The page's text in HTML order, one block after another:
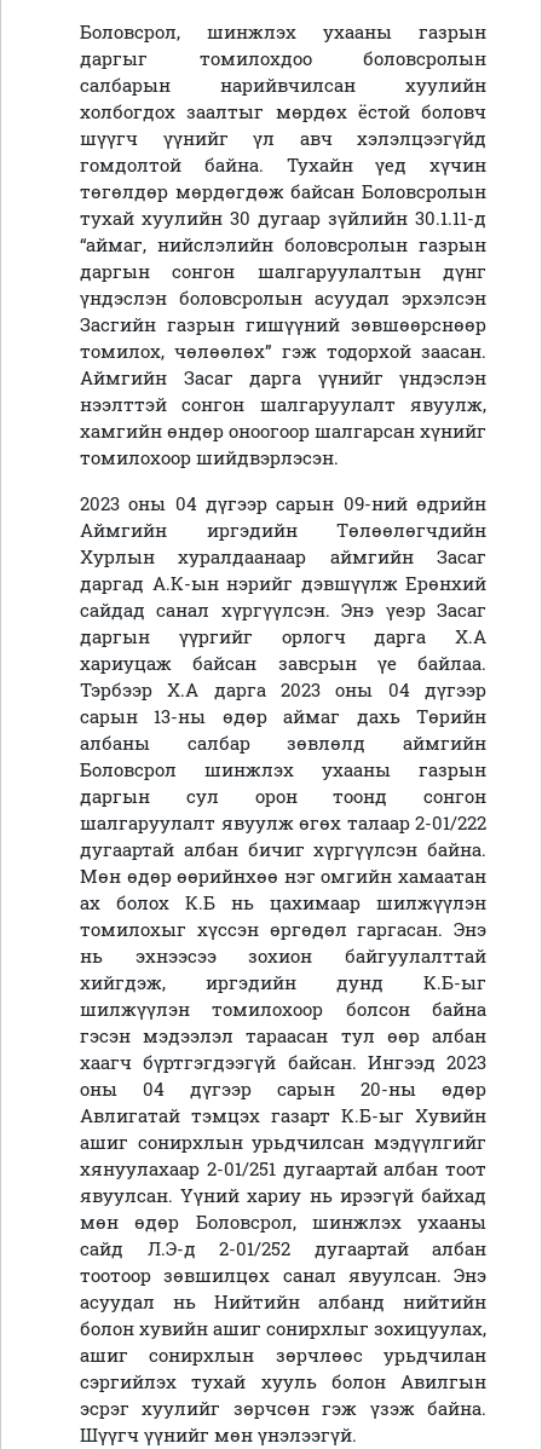
Боловсрол, шинжлэх ухааны газрын
даргыг томилохдоо боловсролын
салбарын нарийвчилсан хуулийн
холбогдох заалтыг мөрдөх ёстой боловч
шүүгч үүнийг үл авч хэлэлцээгүйд
гомдолтой байна. Тухайн үед хүчин
төгөлдөр мөрдөгдөж байсан Боловсролын
тухай хуулийн 30 дугаар зүйлийн 30.1.11-д
“аймаг, нийслэлийн боловсролын газрын
даргын сонгон шалгаруулалтын дүнг
үндэслэн боловсролын асуудал эрхэлсэн
Засгийн газрын гишүүний зөвшөөрснөөр
томилох, чөлөөлөх” гэж тодорхой заасан.
Аймгийн Засаг дарга үүнийг үндэслэн
нээлттэй сонгон шалгаруулалт явуулж,
хамгийн өндөр оноогоор шалгарсан хүнийг
томилохоор шийдвэрлэсэн.
2023 оны 04 дүгээр сарын 09-ний өдрийн
Аймгийн иргэдийн Төлөөлөгчдийн
Хурлын хуралдаанаар аймгийн Засаг
даргад А.К-ын нэрийг дэвшүүлж Ерөнхий
сайдад санал хүргүүлсэн. Энэ үеэр Засаг
даргын үүргийг орлогч дарга Х.А
хариуцаж байсан завсрын үе байлаа.
Тэрбээр Х.А дарга 2023 оны 04 дүгээр
сарын 13-ны өдөр аймаг дахь Төрийн
албаны салбар зөвлөлд аймгийн
Боловсрол шинжлэх ухааны газрын
даргын сул орон тоонд сонгон
шалгаруулалт явуулж өгөх талаар 2-01/222
дугаартай албан бичиг хүргүүлсэн байна.
Мөн өдөр өөрийнхөө нэг омгийн хамаатан
ах болох К.Б нь цахимаар шилжүүлэн
томилохыг хүссэн өргөдөл гаргасан. Энэ
нь эхнээсээ зохион байгуулалттай
хийгдэж, иргэдийн дунд К.Б-ыг
шилжүүлэн томилохоор болсон байна
гэсэн мэдээлэл тараасан тул өөр албан
хаагч бүртгэгдээгүй байсан. Ингээд 2023
оны 04 дүгээр сарын 20-ны өдөр
Авлигатай тэмцэх газарт К.Б-ыг Хувийн
ашиг сонирхлын урьдчилсан мэдүүлгийг
хянуулахаар 2-01/251 дугаартай албан тоот
явуулсан. Үүний хариу нь ирээгүй байхад
мөн өдөр Боловсрол, шинжлэх ухааны
сайд Л.Э-д 2-01/252 дугаартай албан
тоотоор зөвшилцөх санал явуулсан. Энэ
асуудал нь Нийтийн албанд нийтийн
болон хувийн ашиг сонирхлыг зохицуулах,
ашиг сонирхлын зөрчлөөс урьдчилан
сэргийлэх тухай хууль болон Авилгын
эсрэг хуулийг зөрчсөн гэж үзэж байна.
Шүүгч үүнийг мөн үнэлээгүй.